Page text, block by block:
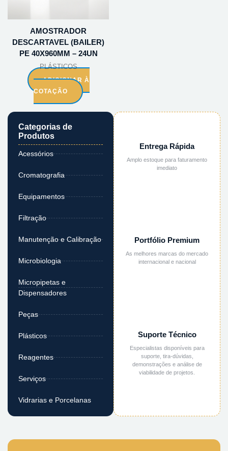
Categorias de
Produtos
Acessórios
Cromatografia
Equipamentos
Filtração
Manutenção e Calibração
Microbiologia
Micropipetas e
Dispensadores
Peças
Plásticos
Reagentes
Serviços
Vidrarias e Porcelanas
Entrega Rápida
Amplo estoque para faturamento
imediato
Portfólio Premium
As melhores marcas do mercado
internacional e nacional
Suporte Técnico
Especialistas disponíveis para
suporte, tira-dúvidas,
demonstrações e análise de
viabilidade de projetos.
AMOSTRADOR
DESCARTAVEL (BAILER)
PE 40X960MM – 24UN
PLÁSTICOS
ADICIONAR À
COTAÇÃO